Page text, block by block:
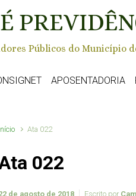
Públicos do Município
APOSENTADORIA
Ata 022
022
de agosto de 2018 Escrito por